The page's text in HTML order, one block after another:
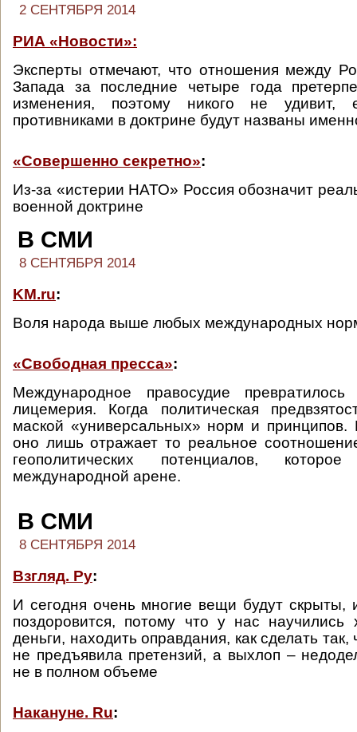
2 СЕНТЯБРЯ 2014
РИА «Новости»:
Эксперты отмечают, что отношения между
Запада за последние четыре года
изменения, поэтому никого не удивит,
противниками в доктрине будут названы
«Совершенно секретно»:
Из-за «истерии НАТО» Россия обозначит
военной доктрине
В СМИ
8 СЕНТЯБРЯ 2014
KM.ru:
Воля народа выше любых международных
«Свободная пресса»:
Международное правосудие
лицемерия. Когда политическая
маской «универсальных» норм и
оно лишь отражает то реальное
геополитических потенциалов,
международной арене.
В СМИ
8 СЕНТЯБРЯ 2014
Взгляд. Ру:
И сегодня очень многие вещи будут скрыты,
поздоровится, потому что у нас научились
деньги, находить оправдания, как сделать
не предъявила претензий, а выхлоп –
не в полном объеме
Накануне. Ru: